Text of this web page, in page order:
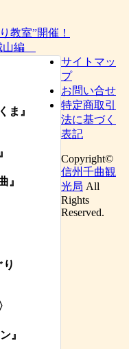
教室”開催！
山編
ま 』
』
〉
』
サイトマッ
プ
お問い合せ
特定商取引
法に基づく
表記
Copyright©
信州千曲観
光局 All
Rights
Reserved.